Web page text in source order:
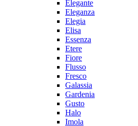
Elegante
Eleganza
Elegia
Elisa
Essenza
Etere
Fiore
Flusso
Fresco
Galassia
Gardenia
Gusto
Halo
Imola